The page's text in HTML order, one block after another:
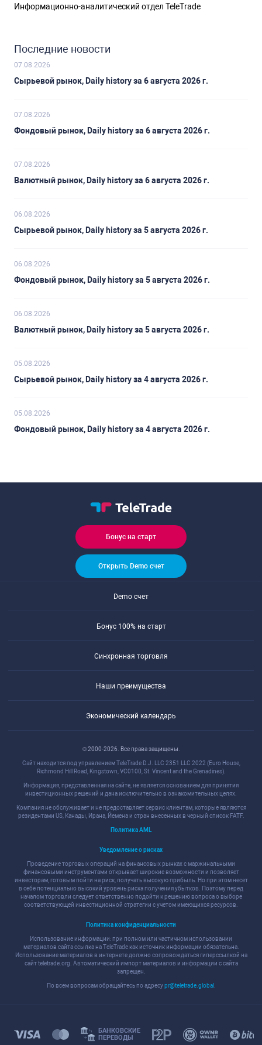
Информационно-аналитический отдел TeleTrade
Последние новости
07.08.2026
Сырьевой рынок, Daily history за 6 августа 2026 г.
07.08.2026
Фондовый рынок, Daily history за 6 августа 2026 г.
07.08.2026
Валютный рынок, Daily history за 6 августа 2026 г.
06.08.2026
Сырьевой рынок, Daily history за 5 августа 2026 г.
06.08.2026
Фондовый рынок, Daily history за 5 августа 2026 г.
06.08.2026
Валютный рынок, Daily history за 5 августа 2026 г.
05.08.2026
Сырьевой рынок, Daily history за 4 августа 2026 г.
05.08.2026
Фондовый рынок, Daily history за 4 августа 2026 г.
Бонус на старт
Открыть Demo счет
Demo счет
Бонус 100% на старт
Синхронная торговля
Наши преимущества
Экономический календарь
© 2000-2026. Все права защищены.
Сайт находится под управлением TeleTrade D.J. LLC 2351 LLC 2022 (Euro House,
Richmond Hill Road, Kingstown, VC0100, St. Vincent and the Grenadines).
Информация, представленная на сайте, не является основанием для принятия
инвестиционных решений и дана исключительно в ознакомительных целях.
Компания не обслуживает и не предоставляет сервис клиентам, которые являются
резидентами US, Канады, Ирана, Йемена и стран внесенных в черный список FATF.
Политика AML
Уведомление о рисках
Проведение торговых операций на финансовых рынках с маржинальными
финансовыми инструментами открывает широкие возможности и позволяет
инвесторам, готовым пойти на риск, получать высокую прибыль. Но при этом несет
в себе потенциально высокий уровень риска получения убытков. Поэтому перед
началом торговли следует ответственно подойти к решению вопроса о выборе
соответствующей инвестиционной стратегии с учетом имеющихся ресурсов.
Политика конфиденциальности
Использование информации: при полном или частичном использовании
материалов сайта ссылка на TeleTrade как источник информации обязательна.
Использование материалов в интернете должно сопровождаться гиперссылкой на
сайт teletrade.org. Автоматический импорт материалов и информации с сайта
запрещен.
По всем вопросам обращайтесь по адресуpr@teletrade.global
БАНКОВСКИЕ
ПЕРЕВОДЫ